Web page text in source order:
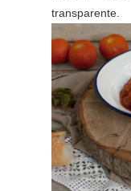
transparente.